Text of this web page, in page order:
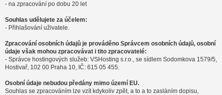
- na zpracování po dobu 20 let
Souhlas udělujete za účelem:
- Přihlašování uživatele.
Zpracování osobních údajů je prováděno Správcem osobních údajů, osobní
údaje však mohou zpracovávat i tito zpracovatelé:
- Správce hostingových služeb: VSHosting s.r.o., se sídlem Sodomkova 1579/5,
Hostivař, 102 00 Praha 10, IČ: 615 05 455.
Osobní údaje nebudou předány mimo území EU.
Souhlas se zpracováním lze vzít kdykoliv zpět, a to a to zasláním dopisu,